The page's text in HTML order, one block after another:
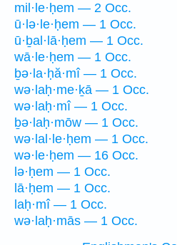
mil·le·ḥem — 2 Occ.
ū·lə·le·ḥem — 1 Occ.
ū·ḇal·lā·ḥem — 1 Occ.
wā·le·ḥem — 1 Occ.
ḇə·la·ḥă·mî — 1 Occ.
wə·laḥ·me·ḵā — 1 Occ.
wə·laḥ·mî — 1 Occ.
ḇə·laḥ·mōw — 1 Occ.
wə·lal·le·ḥem — 1 Occ.
wə·le·ḥem — 16 Occ.
lə·ḥem — 1 Occ.
lā·ḥem — 1 Occ.
laḥ·mî — 1 Occ.
wə·laḥ·mās — 1 Occ.